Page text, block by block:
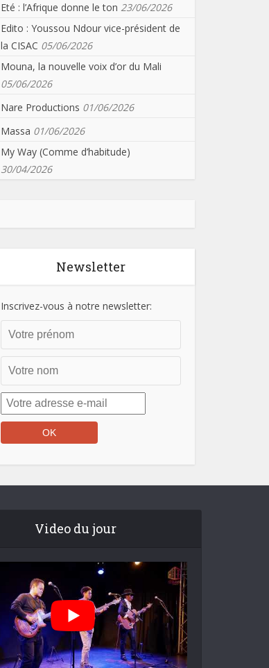
Eté : l’Afrique donne le ton 23/06/2026
Edito : Youssou Ndour vice-président de
la CISAC 05/06/2026
Mouna, la nouvelle voix d’or du Mali
05/06/2026
Nare Productions 01/06/2026
Massa 01/06/2026
My Way (Comme d’habitude)
30/04/2026
Newsletter
Inscrivez-vous à notre newsletter:
Video du jour